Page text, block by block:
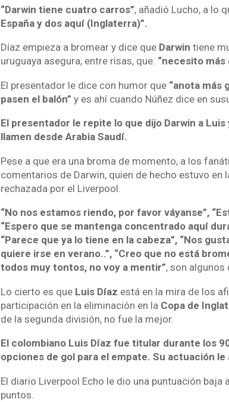
“Darwin tiene cuatro carros”, añadió Lucho, a lo
España y dos aquí (Inglaterra)”.
Díaz empieza a bromear y dice que Darwin tiene
uruguaya asegura, entre risas, que: “necesito más
El presentador le dice con humor que“anota más
pasen el balón” y es ahí cuando Núñez dice en
El presentador le repite lo que dijo Darwin a
llamen desde Arabia Saudí.
Pese a que era una broma de momento, a los
comentarios de Darwin, quien de hecho estuvo
rechazada por el Liverpool.
“No nos estamos riendo, por favor váyanse”,
“Espero que se mantenga concentrado aquí
“Parece que ya lo tiene en la cabeza”, “Nos
quiere irse en verano..”, “Creo que no está
todos muy tontos, no voy a mentir”, son
Lo cierto es que Luis Díaz está en la mira de los
participación en la eliminación en la Copa de
de la segunda división, no fue la mejor.
El colombiano Luis Díaz fue titular durante los
opciones de gol para el empate. Su actuación
El diario Liverpool Echo le dio una puntuación
puntos.